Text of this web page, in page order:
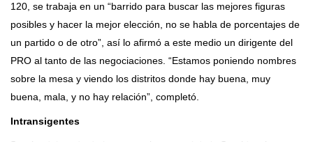
120, se trabaja en un “barrido para buscar las mejores figuras
posibles y hacer la mejor elección, no se habla de porcentajes de
un partido o de otro”, así lo afirmó a este medio un dirigente del
PRO al tanto de las negociaciones. “Estamos poniendo nombres
sobre la mesa y viendo los distritos donde hay buena, muy
buena, mala, y no hay relación”, completó.
Intransigentes